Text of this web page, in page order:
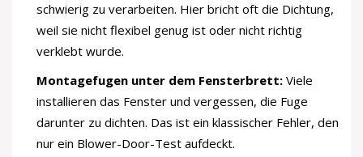
schwierig zu verarbeiten. Hier bricht oft die Dichtung,
weil sie nicht flexibel genug ist oder nicht richtig
verklebt wurde.
Montagefugen unter dem Fensterbrett: Viele
installieren das Fenster und vergessen, die Fuge
darunter zu dichten. Das ist ein klassischer Fehler, den
nur ein Blower-Door-Test aufdeckt.